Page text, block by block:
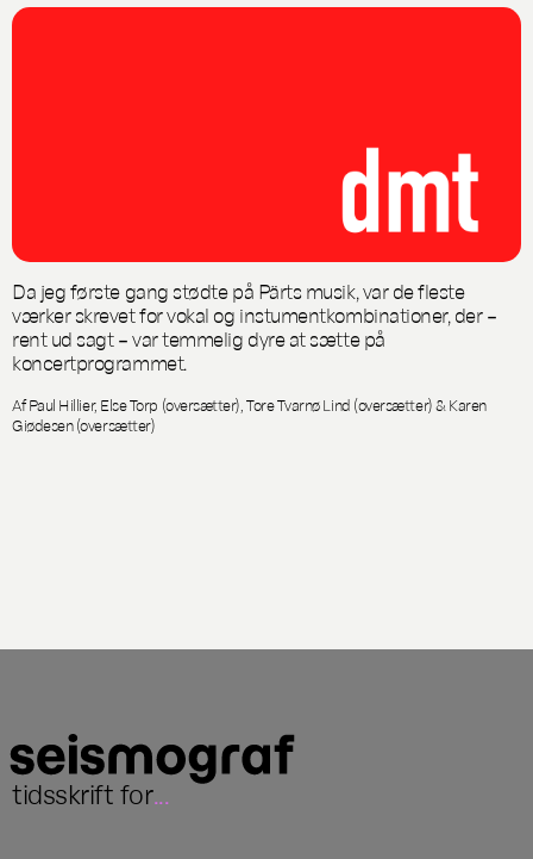
Da jeg første gang stødte på Pärts musik, var de fleste
værker skrevet for vokal og instumentkombinationer, der –
rent ud sagt – var temmelig dyre at sætte på
koncertprogrammet.
Af Paul Hillier, Else Torp (oversætter), Tore Tvarnø Lind (oversætter) & Karen
Giødesen (oversætter)
tidsskrift for...